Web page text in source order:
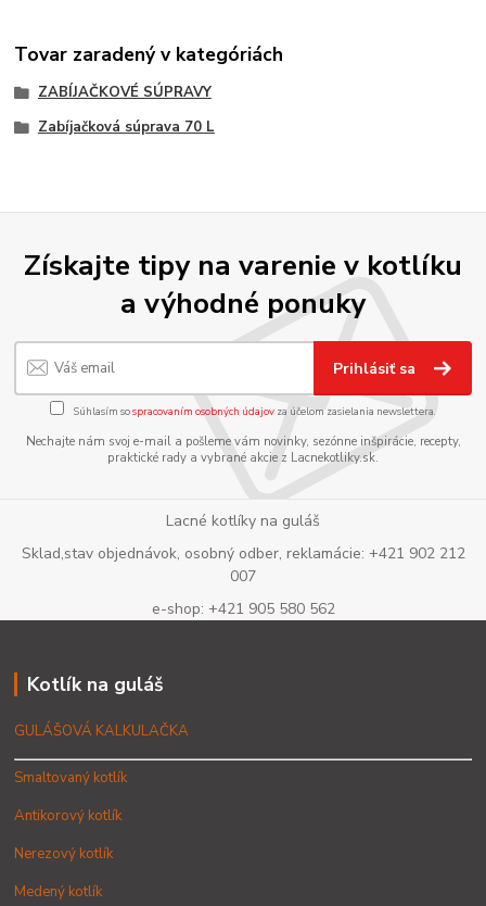
Tovar zaradený v kategóriách
ZABÍJAČKOVÉ SÚPRAVY
Zabíjačková súprava 70 L
Získajte tipy na varenie v kotlíku
a výhodné ponuky
Prihlásiť sa
Súhlasím sospracovaním osobných údajov za účelom zasielania newslettera.
Nechajte nám svoj e-mail a pošleme vám novinky, sezónne inšpirácie, recepty,
praktické rady a vybrané akcie z Lacnekotliky.sk.
Lacné kotlíky na guláš
Sklad,stav objednávok, osobný odber, reklamácie: +421 902 212
007
e-shop: +421 905 580 562
Kotlík na guláš
GULÁŠOVÁ KALKULAČKA
Smaltovaný kotlík
Antikorový kotlík
Nerezový kotlík
Medený kotlík